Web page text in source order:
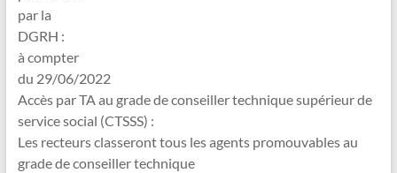
par la
DGRH :
à compter
du 29/06/2022
Accès par TA au grade de conseiller technique supérieur de
service social (CTSSS) :
Les recteurs classeront tous les agents promouvables au
grade de conseiller technique